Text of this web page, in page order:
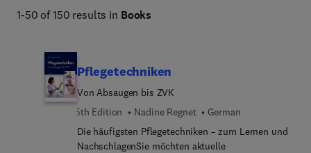
1-50 of 150 results in Books
Pflegetechniken
Von Absaugen bis ZVK
5th Edition
Nadine Regnet
German
Die häufigsten Pflegetechniken – zum Lernen und
NachschlagenSie möchten aktuelle